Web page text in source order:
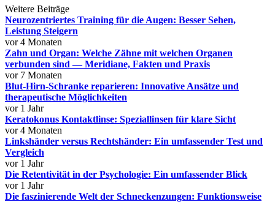
Weitere Beiträge
Neurozentriertes Training für die Augen: Besser Sehen,
Leistung Steigern
vor 4 Monaten
Zahn und Organ: Welche Zähne mit welchen Organen
verbunden sind — Meridiane, Fakten und Praxis
vor 7 Monaten
Blut-Hirn-Schranke reparieren: Innovative Ansätze und
therapeutische Möglichkeiten
vor 1 Jahr
Keratokonus Kontaktlinse: Speziallinsen für klare Sicht
vor 4 Monaten
Linkshänder versus Rechtshänder: Ein umfassender Test und
Vergleich
vor 1 Jahr
Die Retentivität in der Psychologie: Ein umfassender Blick
vor 1 Jahr
Die faszinierende Welt der Schneckenzungen: Funktionsweise